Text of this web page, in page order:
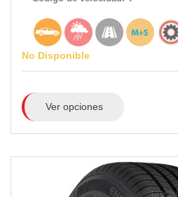
No Disponible
Ver opciones